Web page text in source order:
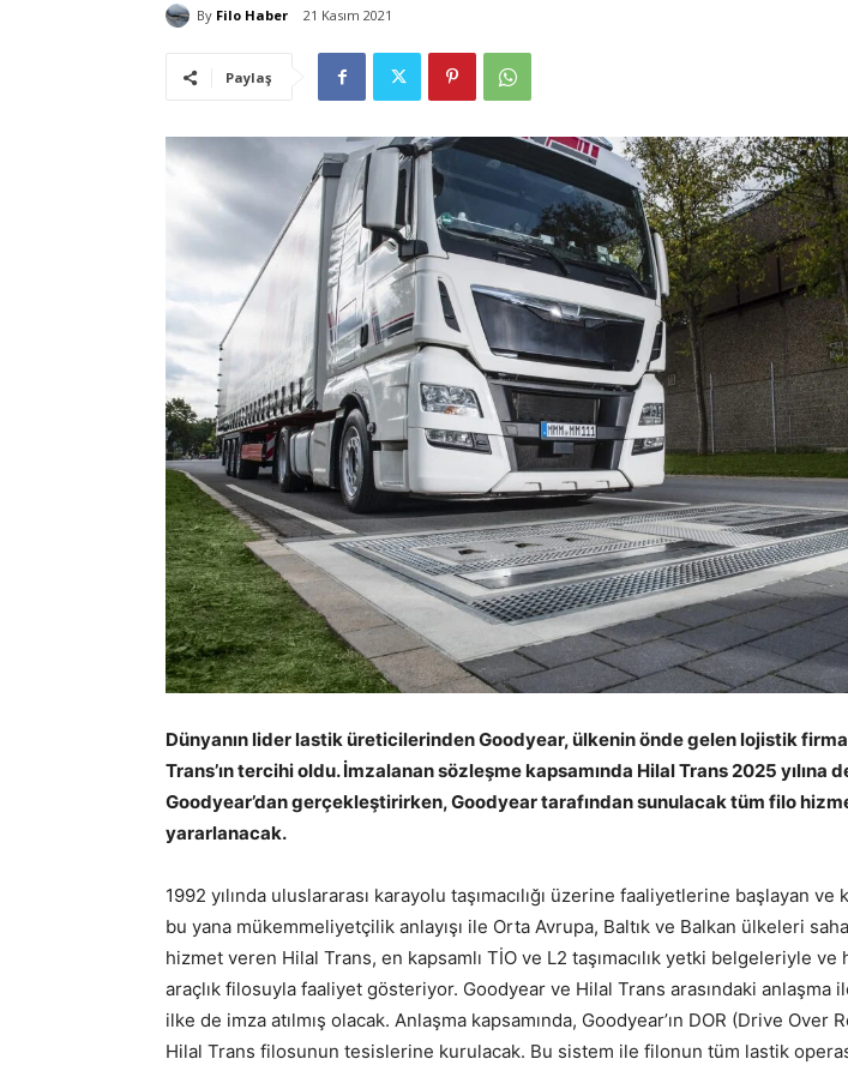
By Filo Haber 21 Kasım 2021
Paylaş
Dünyanın lider lastik üreticilerinden Goodyear, ülkenin önde gelen lojistik
Trans’ın tercihi oldu. İmzalanan sözleşme kapsamında Hilal Trans 2025 yılına
Goodyear’dan gerçekleştirirken, Goodyear tarafından sunulacak tüm filo
yararlanacak.
1992 yılında uluslararası karayolu taşımacılığı üzerine faaliyetlerine başlayan
bu yana mükemmeliyetçilik anlayışı ile Orta Avrupa, Baltık ve Balkan ülkeleri
hizmet veren Hilal Trans, en kapsamlı TİO ve L2 taşımacılık yetki belgeleriyle ve
araçlık filosuyla faaliyet gösteriyor. Goodyear ve Hilal Trans arasındaki anlaşma
ilke de imza atılmış olacak. Anlaşma kapsamında, Goodyear’ın DOR (Drive Over
Hilal Trans filosunun tesislerine kurulacak. Bu sistem ile filonun tüm lastik